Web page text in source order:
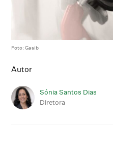
Foto: Gasib
Autor
Sónia Santos Dias
Diretora